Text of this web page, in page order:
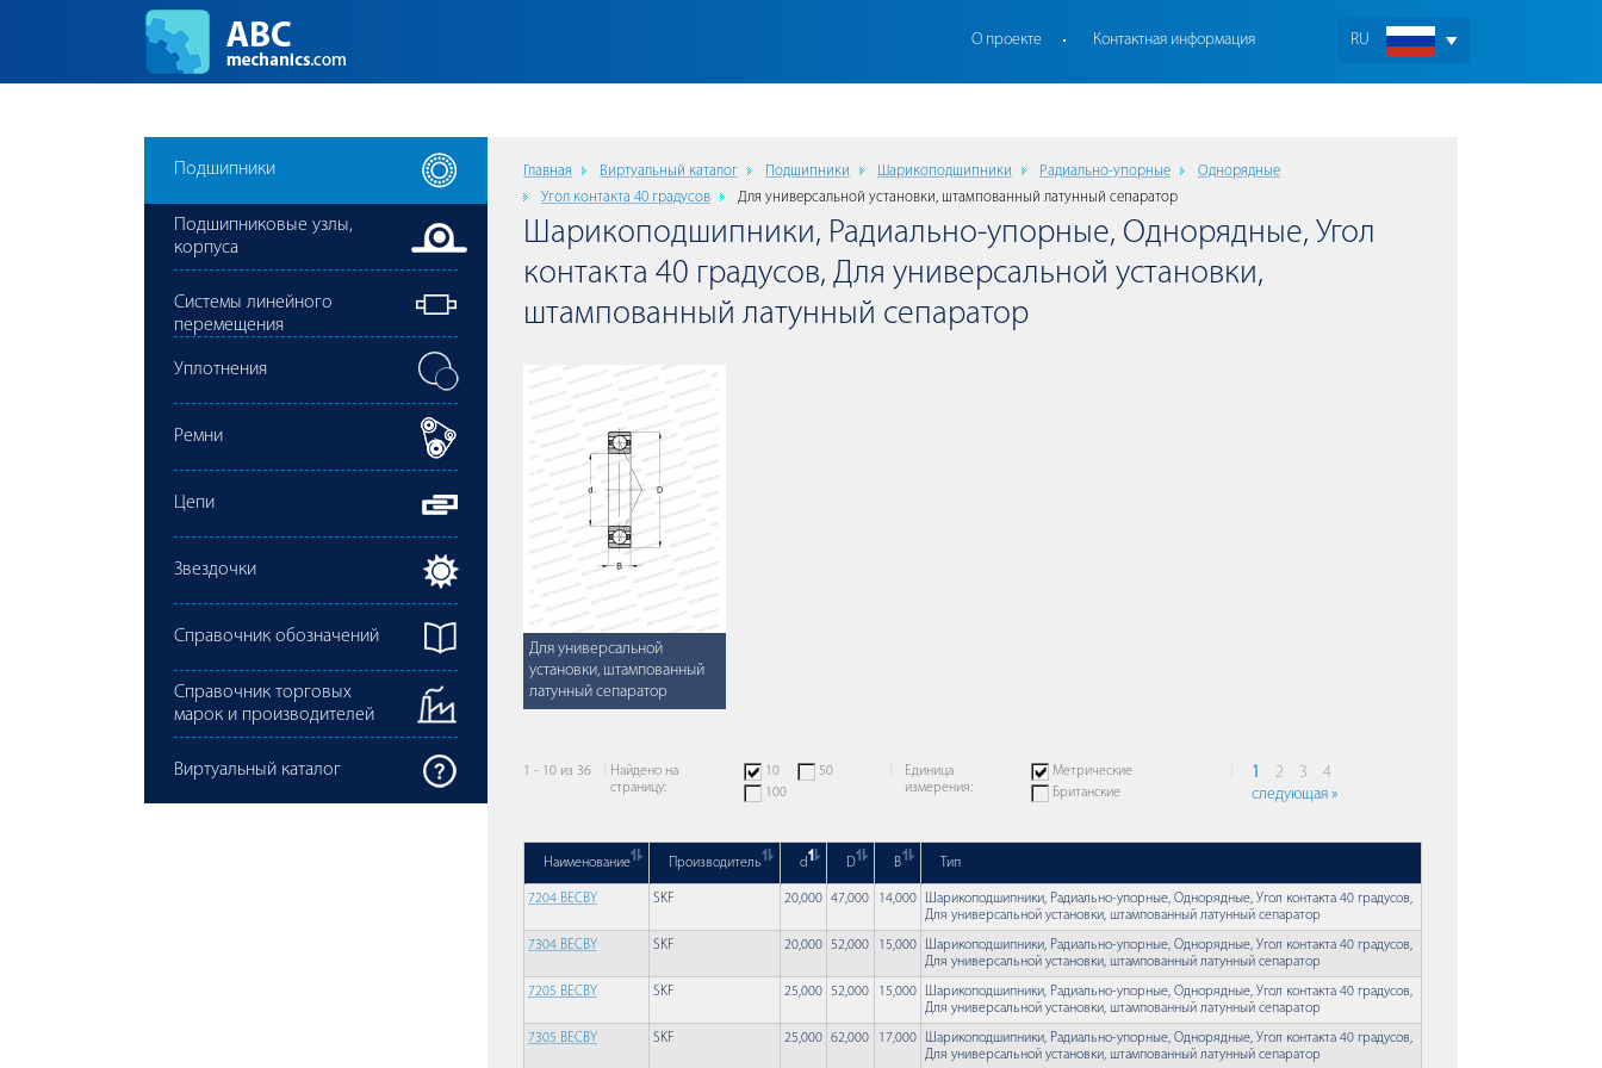
RU
О проекте Контактная информация
Подшипники
Подшипниковые узлы,
корпуса
Cистемы линейного
перемещения
Уплотнения
Ремни
Цепи
Звездочки
Справочник обозначений
Справочник торговых
марок и производителей
Виртуальный каталог
Главная Виртуальный каталог Подшипники Шарикоподшипники Радиально-упорные
Однорядные
Угол контакта 40 градусов
Для универсальной установки, штампованный латунный сепаратор
Шарикоподшипники, Радиально-упорные, Однорядные, Угол
контакта 40 градусов, Для универсальной установки,
штампованный латунный сепаратор
Для универсальной
установки, штампованный
латунный сепаратор
1 - 10 из 36
Найдено на
страницу:
10
50
100
Единица
измерения:
Метрические
Британские
1 2 3
4
следующая »
Наименование Производитель d D B Тип
7204 BECBY SKF 20,000 47,000 14,000
Шарикоподшипники, Радиально-упорные, Однорядные, Угол контакта 40 градусов,
Для универсальной установки, штампованный латунный сепаратор
7304 BECBY SKF 20,000 52,000 15,000
Шарикоподшипники, Радиально-упорные, Однорядные, Угол контакта 40 градусов,
Для универсальной установки, штампованный латунный сепаратор
7205 BECBY SKF 25,000 52,000 15,000
Шарикоподшипники, Радиально-упорные, Однорядные, Угол контакта 40 градусов,
Для универсальной установки, штампованный латунный сепаратор
7305 BECBY SKF 25,000 62,000 17,000
Шарикоподшипники, Радиально-упорные, Однорядные, Угол контакта 40 градусов,
Для универсальной установки, штампованный латунный сепаратор